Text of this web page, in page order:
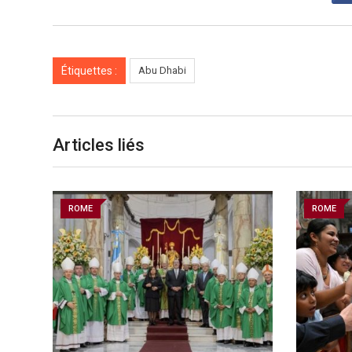
Étiquettes : Abu Dhabi
Articles liés
ROME ROME